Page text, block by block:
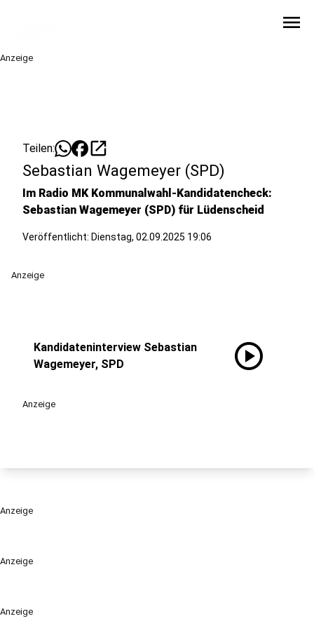
menu
Anzeige
Anzeige
Anzeige
Teilen: open_in_new
Sebastian Wagemeyer (SPD)
Im Radio MK Kommunalwahl-Kandidatencheck:
Sebastian Wagemeyer (SPD) für Lüdenscheid
Veröffentlicht: Dienstag, 02.09.2025 19:06
Anzeige
Kandidateninterview Sebastian
Wagemeyer, SPD
play_circle
Anzeige
Anzeige